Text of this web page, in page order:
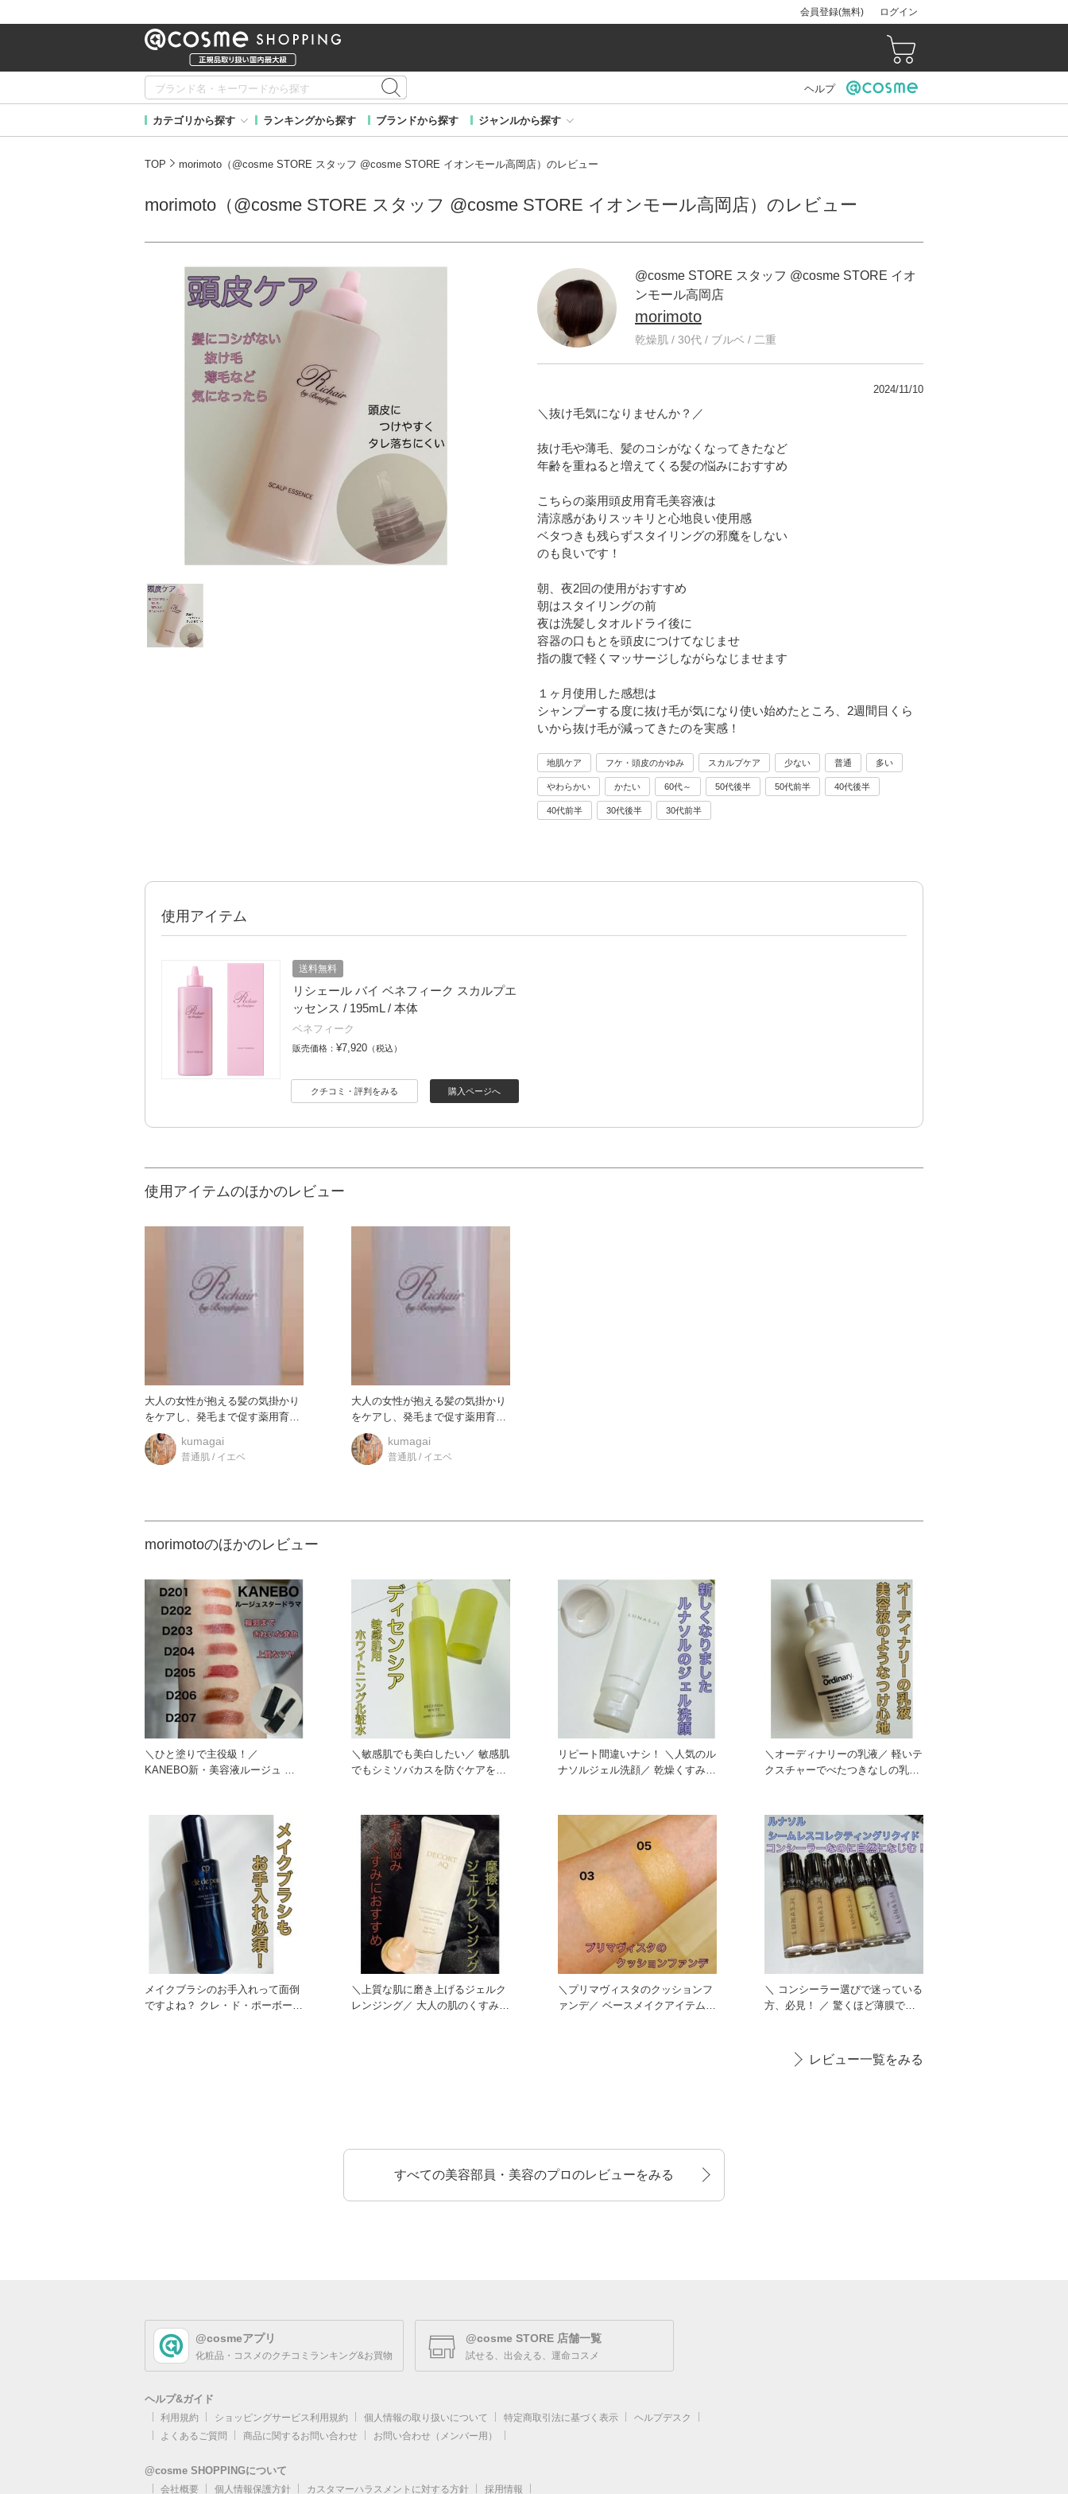
会員登録(無料) ログイン
ヘルプ
カテゴリから探す ランキングから探す ブランドから探す ジャンルから探す
TOP morimoto（@cosme STORE スタッフ @cosme STORE イオンモール高岡店）のレビュー
morimoto（@cosme STORE スタッフ @cosme STORE イオンモール高岡店）のレビュー
@cosme STORE スタッフ @cosme STORE イオ
ンモール高岡店
morimoto
乾燥肌 / 30代 / ブルベ / 二重
2024/11/10
＼抜け毛気になりませんか？／
抜け毛や薄毛、髪のコシがなくなってきたなど
年齢を重ねると増えてくる髪の悩みにおすすめ
こちらの薬用頭皮用育毛美容液は
清涼感がありスッキリと心地良い使用感
ベタつきも残らずスタイリングの邪魔をしない
のも良いです！
朝、夜2回の使用がおすすめ
朝はスタイリングの前
夜は洗髪しタオルドライ後に
容器の口もとを頭皮につけてなじませ
指の腹で軽くマッサージしながらなじませます
１ヶ月使用した感想は
シャンプーする度に抜け毛が気になり使い始めたところ、2週間目くら
いから抜け毛が減ってきたのを実感！
地肌ケア フケ・頭皮のかゆみ スカルプケア 少ない 普通 多い
やわらかい かたい 60代～ 50代後半 50代前半 40代後半
40代前半 30代後半 30代前半
使用アイテム
送料無料
リシェール バイ ベネフィーク スカルプエ
ッセンス / 195mL / 本体
ベネフィーク
販売価格： ¥7,920 （税込）
購入ページへ
クチコミ・評判をみる
使用アイテムのほかのレビュー
大人の女性が抱える髪の気掛かり
をケアし、発毛まで促す薬用育毛
kumagai
普通肌 / イエベ
大人の女性が抱える髪の気掛かり
をケアし、発毛まで促す薬用育毛
kumagai
普通肌 / イエベ
morimotoのほかのレビュー
＼ひと塗りで主役級！／
KANEBO新・美容液ルージュ 一
＼敏感肌でも美白したい／ 敏感肌
でもシミソバカスを防ぐケアをし
リピート間違いナシ！ ＼人気のル
ナソルジェル洗顔／ 乾燥くすみや
＼オーディナリーの乳液／ 軽いテ
クスチャーでべたつきなしの乳液
メイクブラシのお手入れって面倒
ですよね？ クレ・ド・ポーボー
＼上質な肌に磨き上げるジェルク
レンジング／ 大人の肌のくすみや
＼プリマヴィスタのクッションフ
ァンデ／ ベースメイクアイテムが
＼ コンシーラー選びで迷っている
方、必見！ ／ 驚くほど薄膜でぴ
レビュー一覧をみる
すべての美容部員・美容のプロのレビューをみる
@cosmeアプリ
化粧品・コスメのクチコミランキング&お買物
@cosme STORE 店舗一覧
試せる、出会える、運命コスメ
ヘルプ&ガイド
利用規約 ショッピングサービス利用規約 個人情報の取り扱いについて 特定商取引法に基づく表示
ヘルプデスク
よくあるご質問
商品に関するお問い合わせ お問い合わせ（メンバー用）
@cosme SHOPPINGについて
会社概要 個人情報保護方針 カスタマーハラスメントに対する方針 採用情報